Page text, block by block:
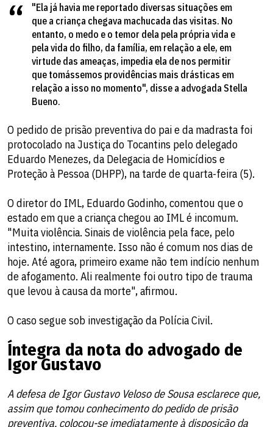
"Ela já havia me reportado diversas situações em
que a criança chegava machucada das visitas. No
entanto, o medo e o temor dela pela própria vida e
pela vida do filho, da família, em relação a ele, em
virtude das ameaças, impedia ela de nos permitir
que tomássemos providências mais drásticas em
relação a isso no momento", disse a advogada Stella
Bueno.
O pedido de prisão preventiva do pai e da madrasta foi
protocolado na Justiça do Tocantins pelo delegado
Eduardo Menezes, da Delegacia de Homicídios e
Proteção à Pessoa (DHPP), na tarde de quarta-feira (5).
O diretor do IML, Eduardo Godinho, comentou que o
estado em que a criança chegou ao IML é incomum.
"Muita violência. Sinais de violência pela face, pelo
intestino, internamente. Isso não é comum nos dias de
hoje. Até agora, primeiro exame não tem indício nenhum
de afogamento. Ali realmente foi outro tipo de trauma
que levou à causa da morte", afirmou.
O caso segue sob investigação da Polícia Civil.
Íntegra da nota do advogado de
Igor Gustavo
A defesa de Igor Gustavo Veloso de Sousa esclarece que,
assim que tomou conhecimento do pedido de prisão
preventiva, colocou-se imediatamente à disposição da